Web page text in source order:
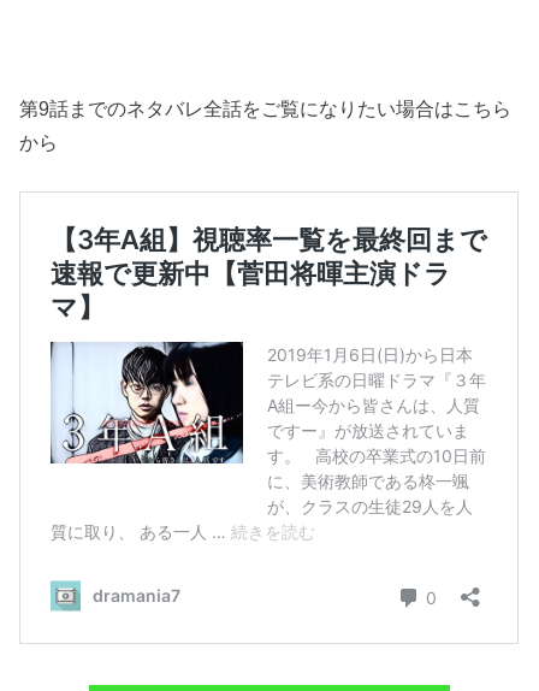
第9話までのネタバレ全話をご覧になりたい場合はこちら
から